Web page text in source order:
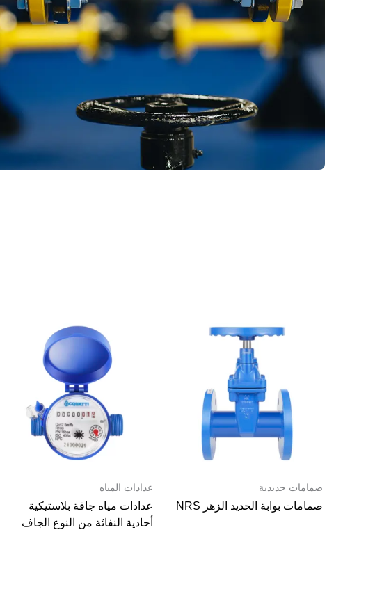
صمامات حديدية
صمامات بوابة الحديد الزهر NRS
عدادات المياه
عدادات مياه جافة بلاستيكية
أحادية النفاثة من النوع الجاف